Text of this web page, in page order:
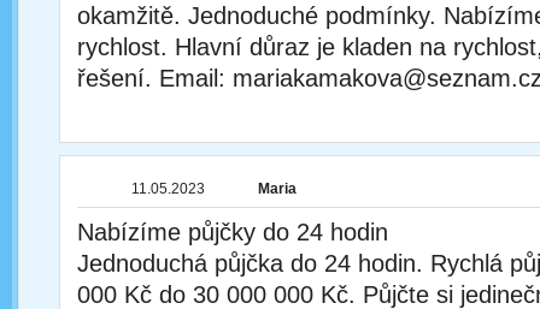
okamžitě. Jednoduché podmínky.
rychlost. Hlavní důraz je kladen na
řešení. Email:
11.05.2023 Maria
Nabízíme půjčky do 24 hodin
Jednoduchá půjčka do 24 hodin. Rychlá
000 Kč do 30 000 000 Kč. Půjčte si